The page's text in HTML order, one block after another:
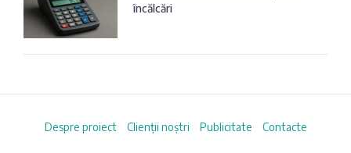
încălcări
Despre proiect Clienții noștri Publicitate Contacte